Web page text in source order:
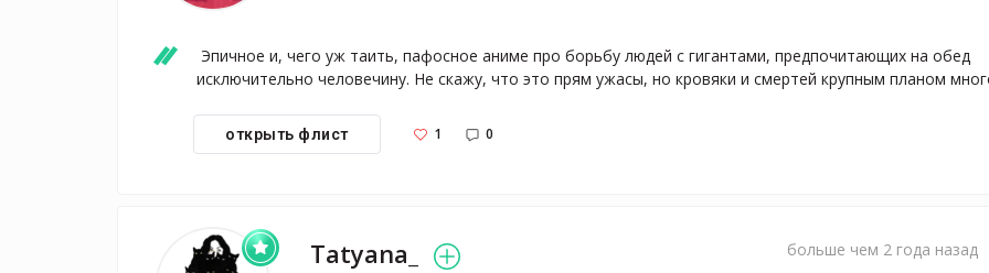
исключительно человечину. Не скажу, что это прям ужасы, но кровяки и смертей крупным планом
открыть флист 1 0
Tatyana_ больше чем 2 года назад